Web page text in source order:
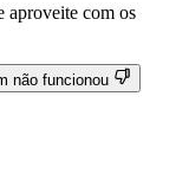
aproveite com os
não funcionou